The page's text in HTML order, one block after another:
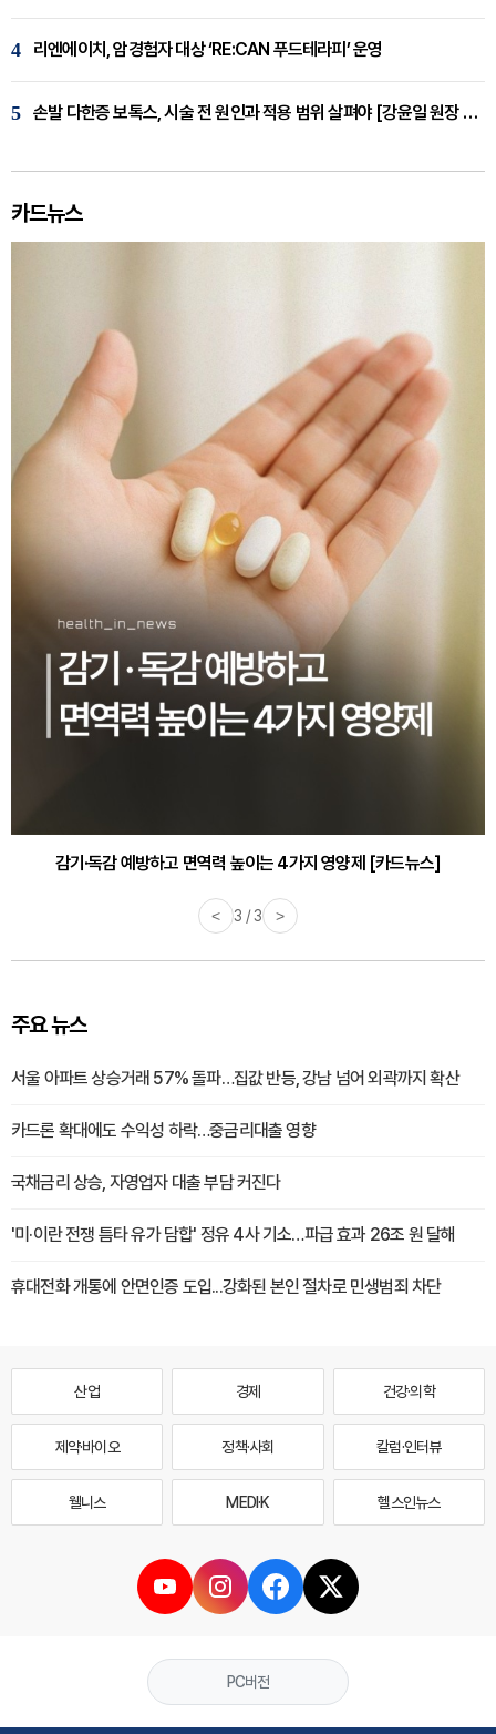
4 리엔에이치, 암경험자 대상 ‘RE:CAN 푸드테라피’ 운영
5 손발 다한증 보톡스, 시술 전 원인과 적용 범위 살펴야 [강윤일 원장 칼럼]
카드뉴스
감기·독감 예방하고 면역력 높이는 4가지 영양제 [카드뉴스]
< 3 / 3 >
주요 뉴스
서울 아파트 상승거래 57% 돌파…집값 반등, 강남 넘어 외곽까지 확산
카드론 확대에도 수익성 하락…중금리대출 영향
국채금리 상승, 자영업자 대출 부담 커진다
'미·이란 전쟁 틈타 유가 담합' 정유 4사 기소…파급 효과 26조 원 달해
휴대전화 개통에 안면인증 도입...강화된 본인 절차로 민생범죄 차단
산업 경제 건강·의학
제약·바이오 정책·사회 칼럼·인터뷰
웰니스 MEDI·K 헬스인뉴스
PC버전